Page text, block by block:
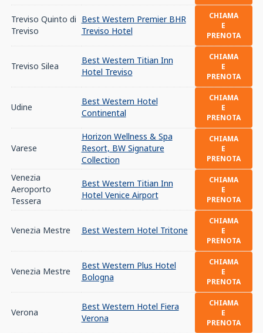
Treviso Quinto di
Treviso
Best Western Premier BHR
Treviso Hotel
CHIAMA
E
PRENOTA
Treviso Silea
Best Western Titian Inn
Hotel Treviso
CHIAMA
E
PRENOTA
Udine
Best Western Hotel
Continental
CHIAMA
E
PRENOTA
Varese
Horizon Wellness & Spa
Resort, BW Signature
Collection
CHIAMA
E
PRENOTA
Venezia
Aeroporto
Tessera
Best Western Titian Inn
Hotel Venice Airport
CHIAMA
E
PRENOTA
Venezia Mestre Best Western Hotel Tritone
CHIAMA
E
PRENOTA
Venezia Mestre
Best Western Plus Hotel
Bologna
CHIAMA
E
PRENOTA
Verona
Best Western Hotel Fiera
Verona
CHIAMA
E
PRENOTA